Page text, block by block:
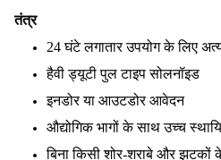
तंत्र
24 घंटे लगातार उपयोग के लिए
हैवी ड्यूटी पुल टाइप सोलनॉइड
इनडोर या आउटडोर आवेदन
औद्योगिक भागों के साथ उच्च
बिना किसी शोर-शराबे और झटकों